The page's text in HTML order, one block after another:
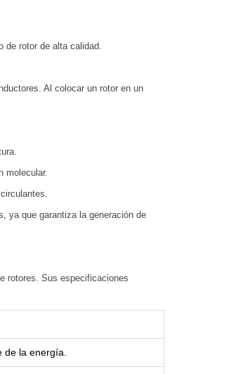
de rotor de alta calidad.
Al colocar un rotor en un
molecular.
ya que garantiza la generación de
rotores. Sus especificaciones
la energía.